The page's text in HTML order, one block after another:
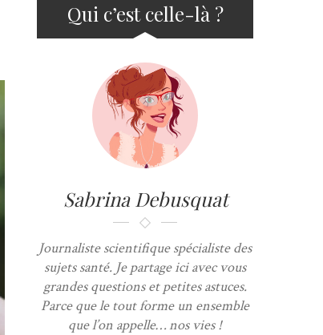
Qui c’est celle-là ?
Sabrina Debusquat
Journaliste scientifique spécialiste des
sujets santé. Je partage ici avec vous
grandes questions et petites astuces.
Parce que le tout forme un ensemble
que l’on appelle… nos vies !